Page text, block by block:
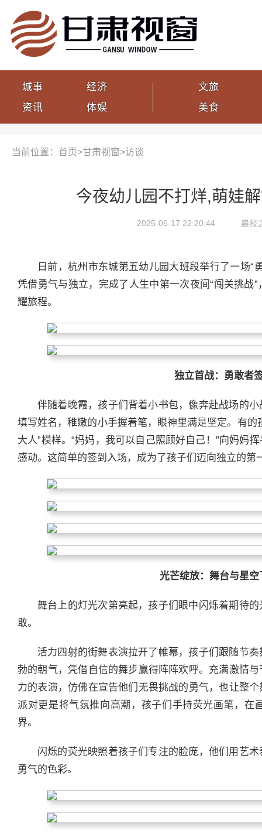
城事
资讯
经济
体娱
文旅
美食
当前位置：首页>甘肃视窗>访谈
今夜幼儿园不打烊,萌娃
2025-06-17 22:20:44 晨报
日前，杭州市东城第五幼儿园大班段举行了一场“
凭借勇气与独立，完成了人生中第一次夜间“闯关挑战
耀旅程。
独立首战：勇敢者
伴随着晚霞，孩子们背着小书包，像奔赴战场的
填写姓名，稚嫩的小手握着笔，眼神里满是坚定。有
大人”模样。“妈妈，我可以自己照顾好自己！”向妈妈
感动。这简单的签到入场，成为了孩子们迈向独立的第
光芒绽放：舞台与星空
舞台上的灯光次第亮起，孩子们眼中闪烁着期待
敢。
活力四射的街舞表演拉开了帷幕，孩子们跟随节
勃的朝气，凭借自信的舞步赢得阵阵欢呼。充满激情
力的表演，仿佛在宣告他们无畏挑战的勇气，也让整
派对更是将气氛推向高潮，孩子们手持荧光画笔，在
界。
闪烁的荧光映照着孩子们专注的脸庞，他们用艺
勇气的色彩。